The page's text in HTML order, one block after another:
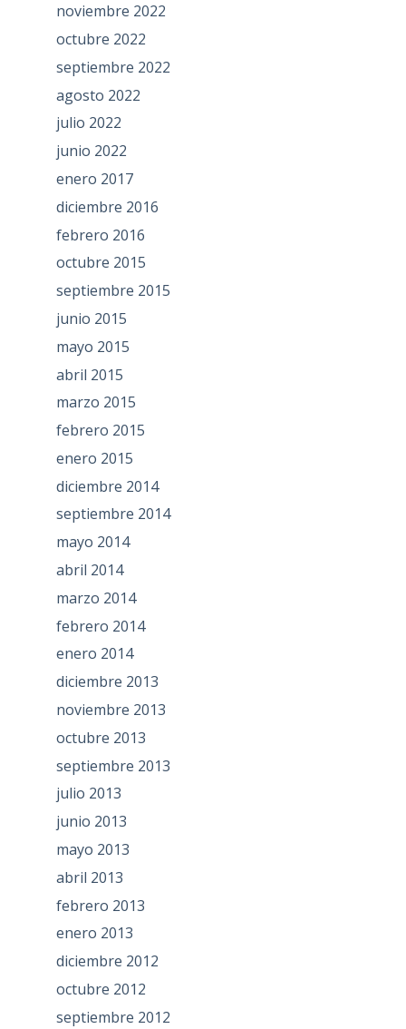
noviembre 2022
octubre 2022
septiembre 2022
agosto 2022
julio 2022
junio 2022
enero 2017
diciembre 2016
febrero 2016
octubre 2015
septiembre 2015
junio 2015
mayo 2015
abril 2015
marzo 2015
febrero 2015
enero 2015
diciembre 2014
septiembre 2014
mayo 2014
abril 2014
marzo 2014
febrero 2014
enero 2014
diciembre 2013
noviembre 2013
octubre 2013
septiembre 2013
julio 2013
junio 2013
mayo 2013
abril 2013
febrero 2013
enero 2013
diciembre 2012
octubre 2012
septiembre 2012